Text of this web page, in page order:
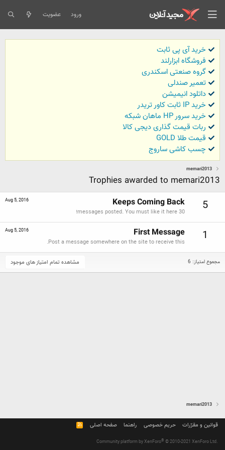
ورود عضویت
خرید آی پی ثابت
فروشگاه ابزارلند
گروه صنعتی اسکندری
تعمیر صندلی
داتلود انیمیشن
خرید IP ثابت کاور تریدر
خرید سرور HP ماهان شبکه
ربات قیمت گذاری دیجی کالا
قیمت طلا GOLD
چسب کاشی ساروج
memari2013
Trophies awarded to memari2013
5
Aug 5, 2016 Keeps Coming Back
30 messages posted. You must like it here!
1
Aug 5, 2016 First Message
Post a message somewhere on the site to receive this.
مجموع امتیاز: 6 مشاهده تمام امتیاز های موجود
memari2013
قوانین و مقرّرات حریم خصوصی راهنما صفحه اصلی
R
S
Community platform by XenForo® © 2010-2021 XenForo Ltd.